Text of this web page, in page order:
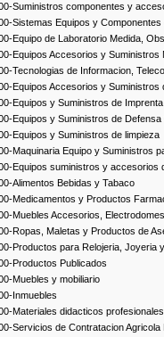
Suministros componentes y
Sistemas Equipos y
Equipo de Laboratorio Medida,
Equipos Accesorios y Suministros
Tecnologias de Informacion,
Equipos Accesorios y Suministros
Equipos y Suministros de
Equipos y Suministros de
Equipos y Suministros de limpieza
Maquinaria Equipo y Suministros
Equipos suministros y accesorios
Alimentos Bebidas y Tabaco
Medicamentos y Productos
Muebles Accesorios,
Ropas, Maletas y Productos de
Productos para Relojeria, Joyeria
Productos Publicados
Muebles y mobiliario
Inmuebles
Materiales didacticos
Servicios de Contratacion